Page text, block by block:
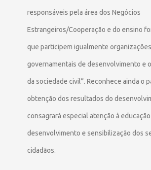
responsáveis pela área dos Negócios
Estrangeiros/Cooperação e do ensino
que participem igualmente
governamentais de desenvolvimento e
da sociedade civil”. Reconhece ainda o
obtenção dos resultados do
consagrará especial atenção à educação
desenvolvimento e sensibilização dos
cidadãos.